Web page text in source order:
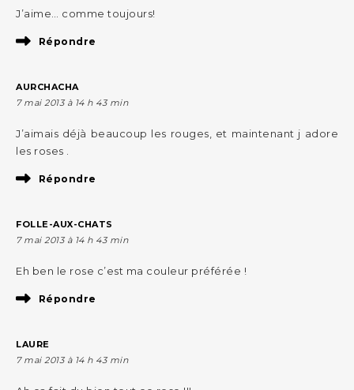
J’aime… comme toujours!
Répondre
AURCHACHA
7 mai 2013 à 14 h 43 min
J’aimais déjà beaucoup les rouges, et maintenant j adore
les roses .
Répondre
FOLLE-AUX-CHATS
7 mai 2013 à 14 h 43 min
Eh ben le rose c’est ma couleur préférée !
Répondre
LAURE
7 mai 2013 à 14 h 43 min